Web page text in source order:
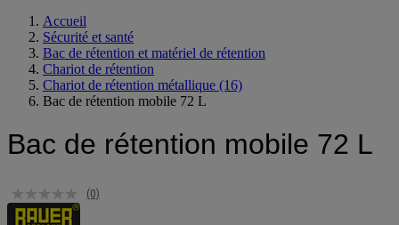
Accueil
Sécurité et santé
Bac de rétention et matériel de rétention
Chariot de rétention
Chariot de rétention métallique (16)
Bac de rétention mobile 72 L
Bac de rétention mobile 72 L
(0)